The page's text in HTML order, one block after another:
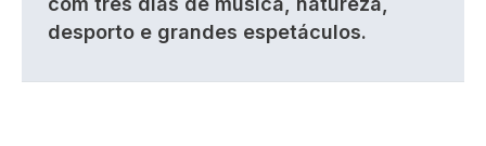
desporto e grandes espetáculos.